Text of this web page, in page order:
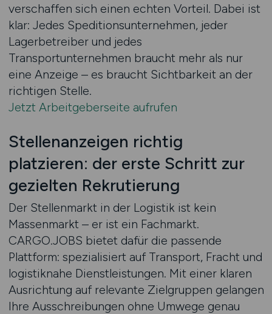
verschaffen sich einen echten Vorteil. Dabei ist
klar: Jedes Speditionsunternehmen, jeder
Lagerbetreiber und jedes
Transportunternehmen braucht mehr als nur
eine Anzeige – es braucht Sichtbarkeit an der
richtigen Stelle.
Jetzt Arbeitgeberseite aufrufen
Stellenanzeigen richtig
platzieren: der erste Schritt zur
gezielten Rekrutierung
Der Stellenmarkt in der Logistik ist kein
Massenmarkt – er ist ein Fachmarkt.
CARGO.JOBS bietet dafür die passende
Plattform: spezialisiert auf Transport, Fracht und
logistiknahe Dienstleistungen. Mit einer klaren
Ausrichtung auf relevante Zielgruppen gelangen
Ihre Ausschreibungen ohne Umwege genau